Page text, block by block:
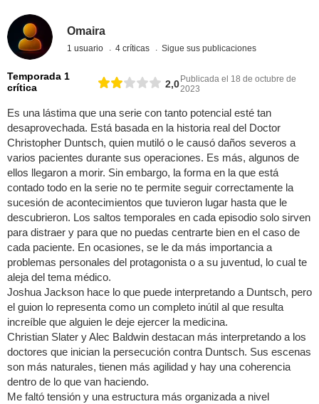
Omaira
1 usuario 4 críticas Sigue sus publicaciones
Temporada 1
crítica
2,0Publicada el 18 de octubre de
2023
Es una lástima que una serie con tanto potencial esté tan
desaprovechada. Está basada en la historia real del Doctor
Christopher Duntsch, quien mutiló o le causó daños severos a
varios pacientes durante sus operaciones. Es más, algunos de
ellos llegaron a morir. Sin embargo, la forma en la que está
contado todo en la serie no te permite seguir correctamente la
sucesión de acontecimientos que tuvieron lugar hasta que le
descubrieron. Los saltos temporales en cada episodio solo sirven
para distraer y para que no puedas centrarte bien en el caso de
cada paciente. En ocasiones, se le da más importancia a
problemas personales del protagonista o a su juventud, lo cual te
aleja del tema médico.
Joshua Jackson hace lo que puede interpretando a Duntsch, pero
el guion lo representa como un completo inútil al que resulta
increíble que alguien le deje ejercer la medicina.
Christian Slater y Alec Baldwin destacan más interpretando a los
doctores que inician la persecución contra Duntsch. Sus escenas
son más naturales, tienen más agilidad y hay una coherencia
dentro de lo que van haciendo.
Me faltó tensión y una estructura más organizada a nivel